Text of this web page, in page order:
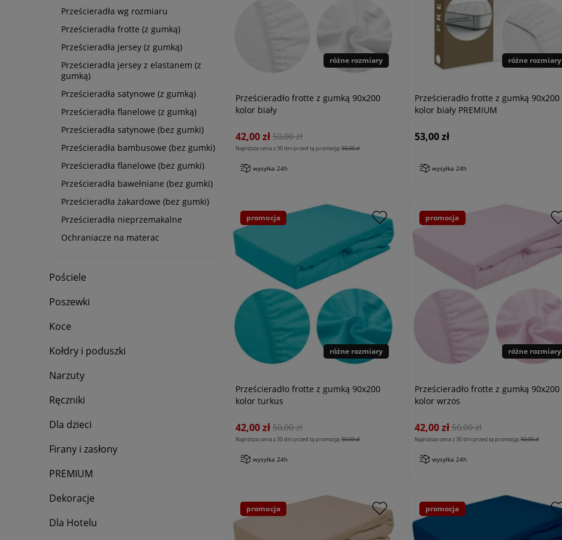
Prześcieradła wg rozmiaru
Prześcieradła frotte (z gumką)
Prześcieradła jersey (z gumką)
Prześcieradła jersey z elastanem (z
gumką)
Prześcieradła satynowe (z gumką)
Prześcieradła flanelowe (z gumką)
Prześcieradła satynowe (bez gumki)
Prześcieradła bambusowe (bez gumki)
Prześcieradła flanelowe (bez gumki)
Prześcieradła bawełniane (bez gumki)
Prześcieradła żakardowe (bez gumki)
Prześcieradła nieprzemakalne
Ochraniacze na materac
Pościele
Poszewki
Koce
Kołdry i poduszki
Narzuty
Ręczniki
Dla dzieci
Firany i zasłony
PREMIUM
Dekoracje
Dla Hotelu
różne rozmiary
Prześcieradło frotte z gumką 90x200
kolor biały
42,00 zł 50,00 zł
Najniższa cena z 30 dni przed tą promocją:50,00 zł
wysyłka 24h
różne rozmiary
Prześcieradło frotte z gumką 90x200
kolor biały PREMIUM
53,00 zł
wysyłka 24h
różne rozmiary
Prześcieradło frotte z gumką 90x200
kolor turkus
42,00 zł 50,00 zł
Najniższa cena z 30 dni przed tą promocją:50,00 zł
wysyłka 24h
promocja
różne rozmiary
Prześcieradło frotte z gumką 90x200
kolor wrzos
42,00 zł 50,00 zł
Najniższa cena z 30 dni przed tą promocją:50,00 zł
wysyłka 24h
promocja
promocja promocja